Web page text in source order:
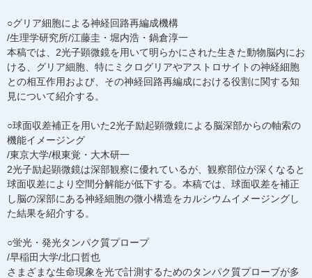
○グリア細胞による神経回路再編成機構
/生理学研究所/江藤圭・堀内浩・鍋倉淳一
本稿では、2光子顕微鏡を用いて明らかにされた生きた動物脳内にお
ける、グリア細胞、特にミクログリアやアストロサイトの神経細胞
との相互作用および、その神経回路再編成における役割に関する知
見について紹介する。
○球面収差補正を用いた2光子励起顕微鏡による脳深部からの軸索の
機能イメージング
/東京大学/根東覚・大木研一
2光子励起顕微鏡は深部観察に優れているが、観察部位が深くなると
球面収差により空間分解能が低下する。本稿では、球面収差を補正
し脳の深部にある神経細胞の微小構造をカルシウムイメージングし
た結果を紹介する。
○蛍光・発光タンパク質プロープ
/早稲田大学/北口哲也
さまざまな生命現象を光で計測するためのタンパク質プローブが多